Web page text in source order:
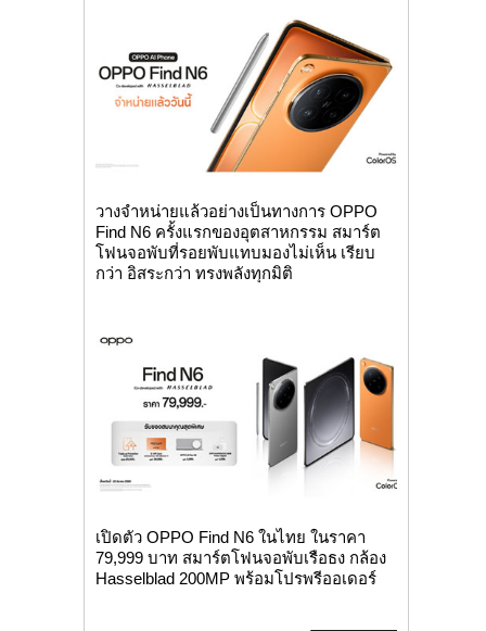
วางจำหน่ายแล้วอย่างเป็นทางการ OPPO
Find N6 ครั้งแรกของอุตสาหกรรม สมาร์ต
โฟนจอพับที่รอยพับแทบมองไม่เห็น เรียบ
กว่า อิสระกว่า ทรงพลังทุกมิติ
เปิดตัว OPPO Find N6 ในไทย ในราคา
79,999 บาท สมาร์ตโฟนจอพับเรือธง กล้อง
Hasselblad 200MP พร้อมโปรพรีออเดอร์